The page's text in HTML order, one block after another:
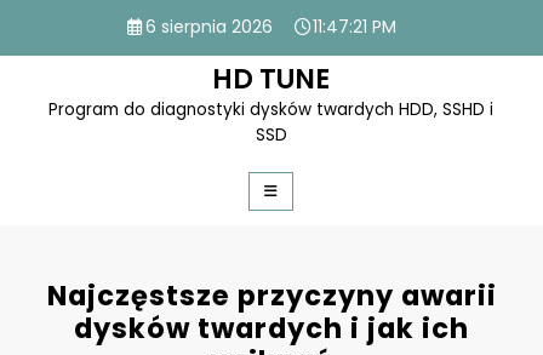
content
6 sierpnia 2026 11:47:22 PM
HD TUNE
Program do diagnostyki dysków twardych HDD, SSHD i
SSD
Najczęstsze przyczyny awarii
dysków twardych i jak ich